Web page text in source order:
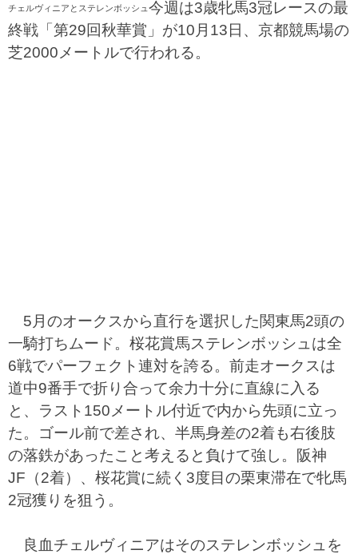
チェルヴィニアとステレンボッシュ 今週は3歳牝馬3冠レースの最
終戦「第29回秋華賞」が10月13日、京都競馬場の
芝2000メートルで行われる。
5月のオークスから直行を選択した関東馬2頭の
一騎打ちムード。桜花賞馬ステレンボッシュは全
6戦でパーフェクト連対を誇る。前走オークスは
道中9番手で折り合って余力十分に直線に入る
と、ラスト150メートル付近で内から先頭に立っ
た。ゴール前で差され、半馬身差の2着も右後肢
の落鉄があったこと考えると負けて強し。阪神
JF（2着）、桜花賞に続く3度目の栗東滞在で牝馬
2冠獲りを狙う。
良血チェルヴィニアはそのステレンボッシュを